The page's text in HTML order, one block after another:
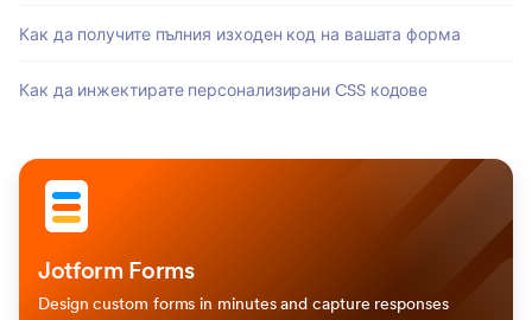
Как да получите пълния изходен код на вашата форма
Как да инжектирате персонализирани CSS кодове
Jotform Forms
Design custom forms in minutes and capture responses